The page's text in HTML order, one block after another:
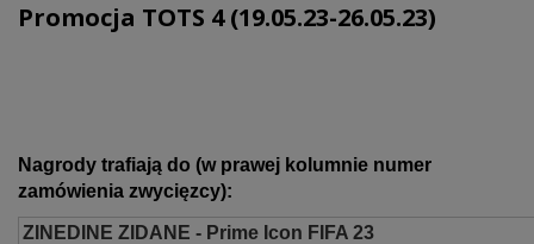
Promocja TOTS 4 (19.05.23-26.05.23)
Nagrody trafiają do (w prawej kolumnie numer
zamówienia zwycięzcy):
ZINEDINE ZIDANE - Prime Icon FIFA 23